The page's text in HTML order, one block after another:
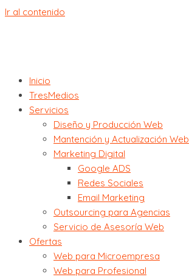
Ir al contenido
Inicio
TresMedios
Servicios
Diseño y Producción Web
Mantención y Actualización Web
Marketing Digital
Google ADS
Redes Sociales
Email Marketing
Outsourcing para Agencias
Servicio de Asesoría Web
Ofertas
Web para Microempresa
Web para Profesional